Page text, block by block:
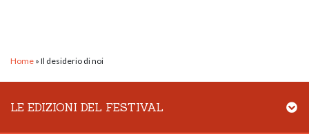
Home » Il desiderio di noi
LE EDIZIONI DEL FESTIVAL